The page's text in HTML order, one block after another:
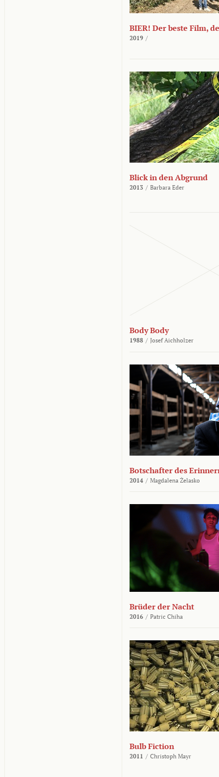
BIER! Der beste Film,
2019 /
Blick in den Abgrund
2013 / Barbara Eder
Body Body
1988 / Josef Aichholzer
Botschafter des
2014 / Magdalena Żelasko
Brüder der Nacht
2016 / Patric Chiha
Bulb Fiction
2011 / Christoph Mayr